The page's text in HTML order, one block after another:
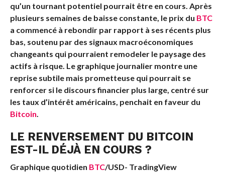
qu’un tournant potentiel pourrait être en cours. Après
plusieurs semaines de baisse constante, le prix du BTC
a commencé à rebondir par rapport à ses récents plus
bas, soutenu par des signaux macroéconomiques
changeants qui pourraient remodeler le paysage des
actifs à risque. Le graphique journalier montre une
reprise subtile mais prometteuse qui pourrait se
renforcer si le discours financier plus large, centré sur
les taux d’intérêt américains, penchait en faveur du
Bitcoin
LE RENVERSEMENT DU BITCOIN
EST-IL DÉJÀ EN COURS ?
Graphique quotidien BTC/USD- TradingView